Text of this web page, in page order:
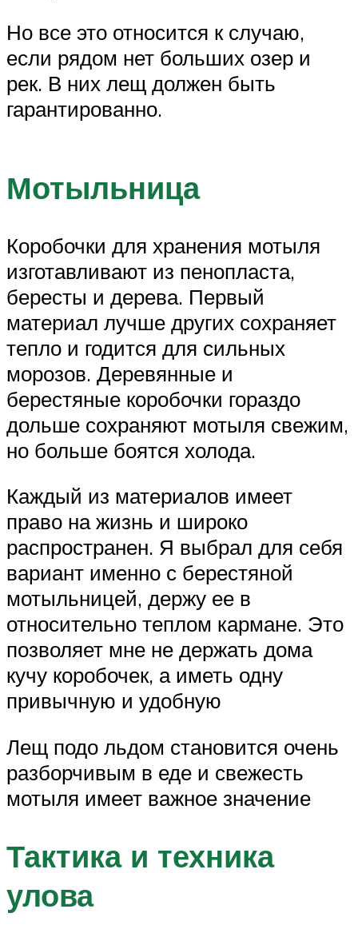
Но все это относится к случаю,
если рядом нет больших озер и
рек. В них лещ должен быть
гарантированно.
Мотыльница
Коробочки для хранения мотыля
изготавливают из пенопласта,
бересты и дерева. Первый
материал лучше других сохраняет
тепло и годится для сильных
морозов. Деревянные и
берестяные коробочки гораздо
дольше сохраняют мотыля свежим,
но больше боятся холода.
Каждый из материалов имеет
право на жизнь и широко
распространен. Я выбрал для себя
вариант именно с берестяной
мотыльницей, держу ее в
относительно теплом кармане. Это
позволяет мне не держать дома
кучу коробочек, а иметь одну
привычную и удобную
Лещ подо льдом становится очень
разборчивым в еде и свежесть
мотыля имеет важное значение
Тактика и техника
улова